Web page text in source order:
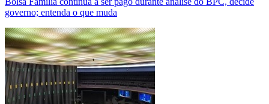
governo; entenda o que muda